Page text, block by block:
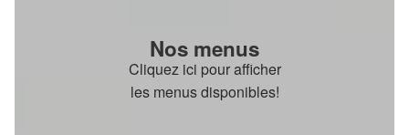
Nos menus
Cliquez ici pour afficher
les menus disponibles!